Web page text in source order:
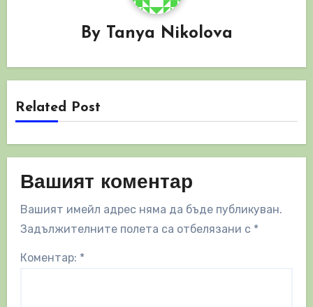
By Tanya Nikolova
Related Post
Вашият коментар
Вашият имейл адрес няма да бъде публикуван.
Задължителните полета са отбелязани с *
Коментар: *